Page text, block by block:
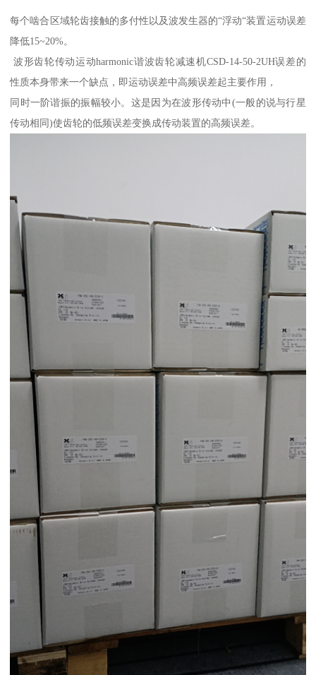
每个啮合区域轮齿接触的多付性以及波发生器的“浮动“装置运动误差
降低15~20%。
波形齿轮传动运动harmonic谐波齿轮减速机CSD-14-50-2UH误差的
性质本身带来一个缺点，即运动误差中高频误差起主要作用，
同时一阶谐振的振幅较小。这是因为在波形传动中(一般的说与行星
传动相同)使齿轮的低频误差变换成传动装置的高频误差。